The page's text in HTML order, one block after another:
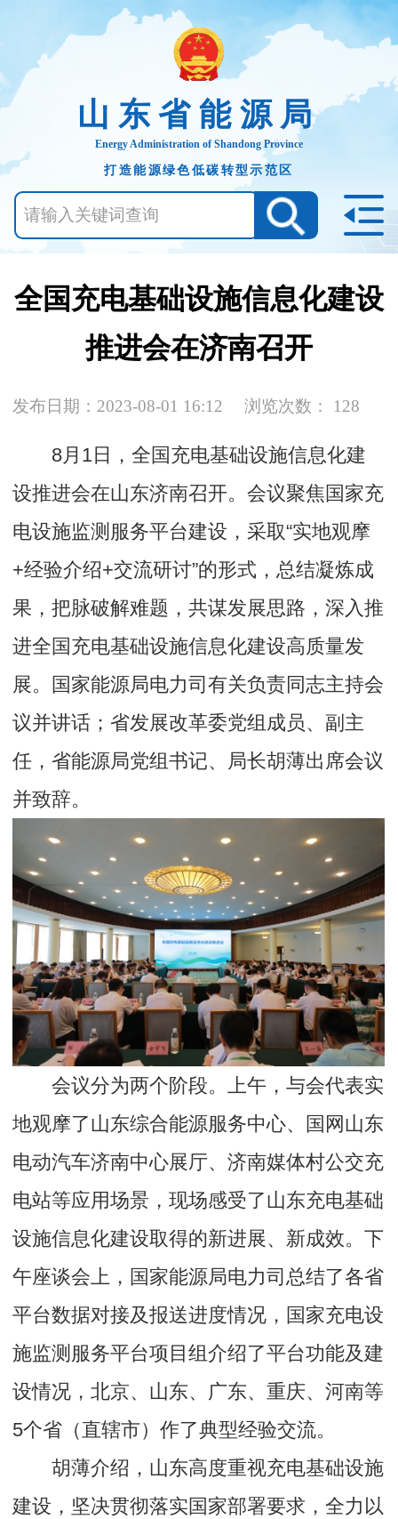
山东省能源局
Energy Administration of Shandong Province
打造能源绿色低碳转型示范区
全国充电基础设施信息化建设
推进会在济南召开
发布日期：2023-08-01 16:12 浏览次数： 128
8月1日，全国充电基础设施信息化建
设推进会在山东济南召开。会议聚焦国家充
电设施监测服务平台建设，采取“实地观摩
+经验介绍+交流研讨”的形式，总结凝炼成
果，把脉破解难题，共谋发展思路，深入推
进全国充电基础设施信息化建设高质量发
展。国家能源局电力司有关负责同志主持会
议并讲话；省发展改革委党组成员、副主
任，省能源局党组书记、局长胡薄出席会议
并致辞。
会议分为两个阶段。上午，与会代表实
地观摩了山东综合能源服务中心、国网山东
电动汽车济南中心展厅、济南媒体村公交充
电站等应用场景，现场感受了山东充电基础
设施信息化建设取得的新进展、新成效。下
午座谈会上，国家能源局电力司总结了各省
平台数据对接及报送进度情况，国家充电设
施监测服务平台项目组介绍了平台功能及建
设情况，北京、山东、广东、重庆、河南等
5个省（直辖市）作了典型经验交流。
胡薄介绍，山东高度重视充电基础设施
建设，坚决贯彻落实国家部署要求，全力以